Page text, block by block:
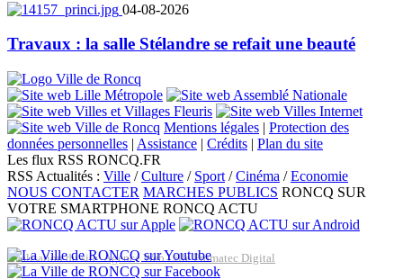
04-08-2026
Travaux : la salle Stélandre se refait une beauté
Mentions légales | Protection des
données personnelles | Assistance | Crédits | Plan du site
Les flux RSS RONCQ.FR
RSS Actualités : Ville /Culture / Sport /Cinéma /Economie
NOUS CONTACTER MARCHES PUBLICS RONCQ SUR
VOTRE SMARTPHONE RONCQ ACTU
Réalisation du site: Agence Web Lille Promatec Digital